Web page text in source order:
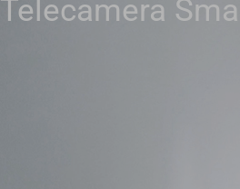
Telecamera